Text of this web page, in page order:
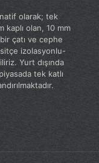
olarak; tek
kaplı olan, 10 mm
çatı ve cephe
izolasyonlu-
Yurt dışında
tek katlı